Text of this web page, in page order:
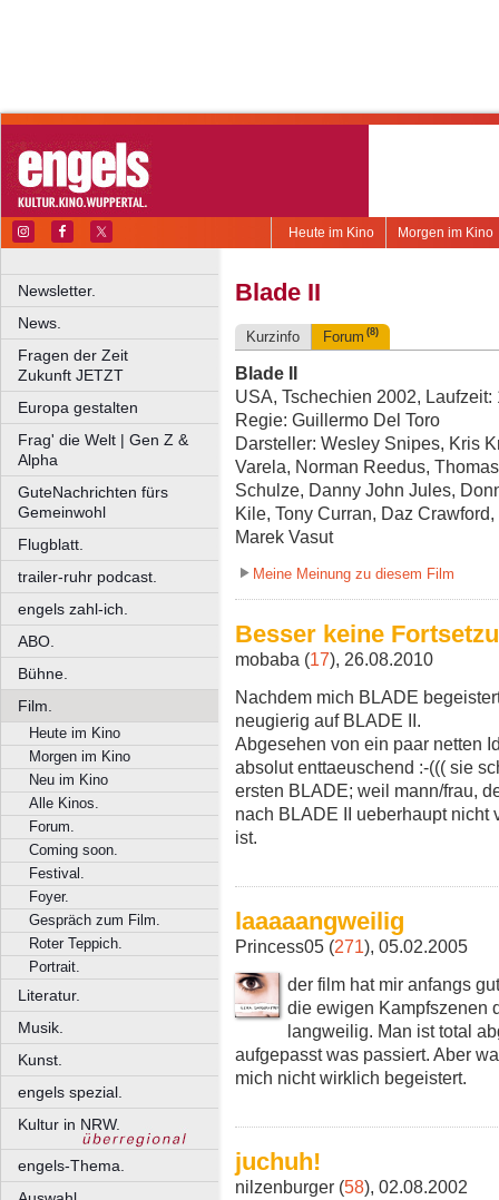
Morgen im Kino
Heute im Kino
Newsletter.
News.
Fragen der Zeit
Zukunft JETZT
Europa gestalten
Frag' die Welt | Gen Z &
Alpha
GuteNachrichten fürs
Gemeinwohl
Flugblatt.
trailer-ruhr podcast.
engels zahl-ich.
ABO.
Bühne.
Film.
Heute im Kino
Morgen im Kino
Neu im Kino
Alle Kinos.
Forum.
Coming soon.
Festival.
Foyer.
Gespräch zum Film.
Roter Teppich.
Portrait.
Literatur.
Musik.
Kunst.
engels spezial.
Kultur in NRW.
engels-Thema.
Blade II
Kurzinfo Forum (8)
Blade II
USA, Tschechien 2002,
Regie: Guillermo Del Toro
Darsteller: Wesley Snipes, Kris
Varela, Norman Reedus,
Schulze, Danny John Jules,
Kile, Tony Curran, Daz
Marek Vasut
Meine Meinung zu diesem Film
Besser keine
mobaba (17), 26.08.2010
Nachdem mich BLADE
neugierig auf BLADE II.
Abgesehen von ein paar netten
absolut enttaeuschend :-((( sie
ersten BLADE; weil mann/frau,
nach BLADE II ueberhaupt
ist.
laaaaangweilig
Princess05 (271), 05.02.2005
der film hat mir anfangs
die ewigen Kampfszenen
langweilig. Man ist total
aufgepasst was passiert. Aber
mich nicht wirklich begeistert.
juchuh!
nilzenburger (58), 02.08.2002